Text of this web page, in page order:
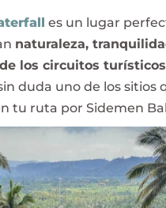
es un lugar
naturaleza,
los circuitos turísticos
duda uno de los sitios
tu ruta por Sidemen